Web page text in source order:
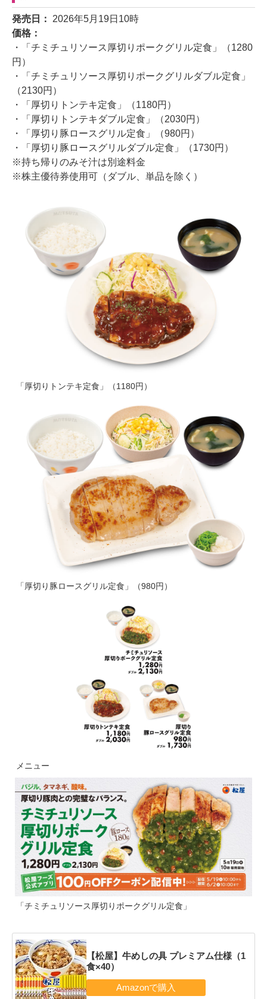
発売日： 2026年5月19日10時
価格：
・「チミチュリソース厚切りポークグリル定食」（1280
円）
・「チミチュリソース厚切りポークグリルダブル定食」
（2130円）
・「厚切りトンテキ定食」（1180円）
・「厚切りトンテキダブル定食」（2030円）
・「厚切り豚ロースグリル定食」（980円）
・「厚切り豚ロースグリルダブル定食」（1730円）
※持ち帰りのみそ汁は別途料金
※株主優待券使用可（ダブル、単品を除く）
「厚切りトンテキ定食」（1180円）
「厚切り豚ロースグリル定食」（980円）
メニュー
「チミチュリソース厚切りポークグリル定食」
【松屋】牛めしの具 プレミアム仕様（1
食×40）